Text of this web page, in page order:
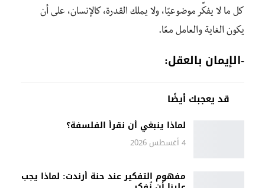
كل ما لا يفكِّر موضوعيًا، ولا يملك القدرة، كالإنسان، على أن
يكون الغاية والعامل معًا.
-الإيمان بالعقل:
قد يعجبك أيضًا
لماذا ينبغي أن نقرأ الفلسفة؟
4 أغسطس 2026
مفهوم التفكير عند حنة أرندت: لماذا يجب